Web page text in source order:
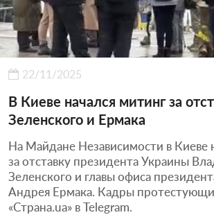
22/11/2025
В Киеве начался митинг за
Зеленского и Ермака
На Майдане Независимости в Киеве
за отставку президента Украины
Зеленского и главы офиса
Андрея Ермака. Кадры
«Страна.ua» в Telegram.